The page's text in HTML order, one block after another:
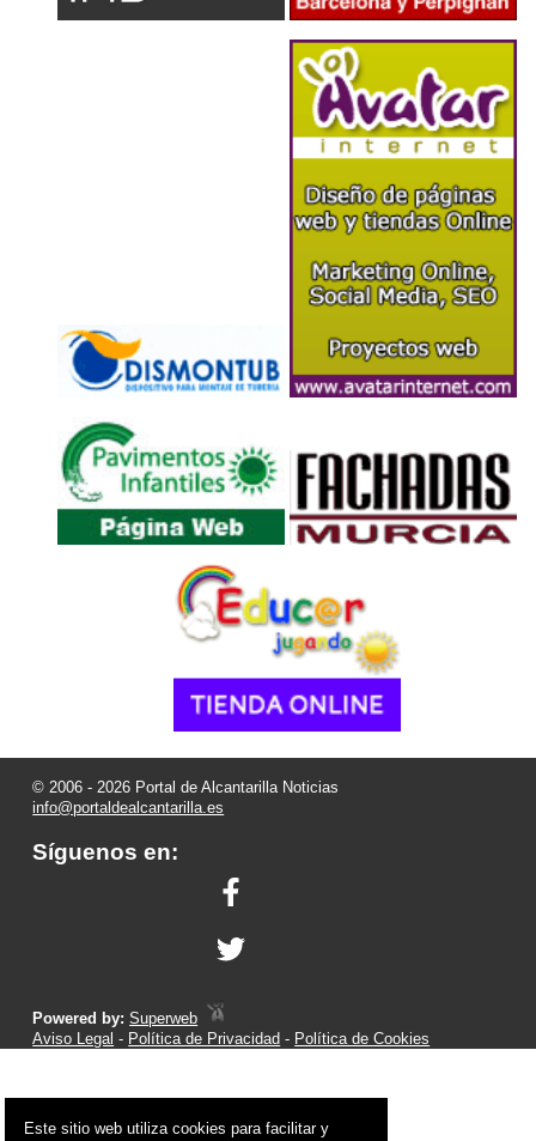
© 2006 - 2026 Portal de Alcantarilla Noticias
info@portaldealcantarilla.es
Síguenos en:
Powered by:Superweb
Aviso Legal - Política de Privacidad - Política de Cookies
Este sitio web utiliza cookies para facilitar y